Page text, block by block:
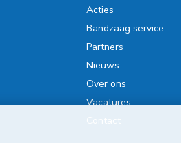
Acties
Bandzaag service
Partners
Nieuws
Over ons
Vacatures
Contact